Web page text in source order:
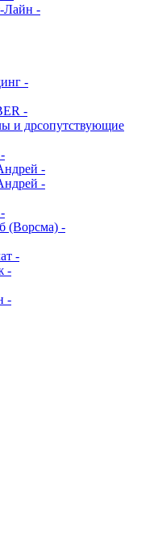
Лайн -
-
-
и дрсопутствующие
-
-
(Ворсма) -
-
-
-